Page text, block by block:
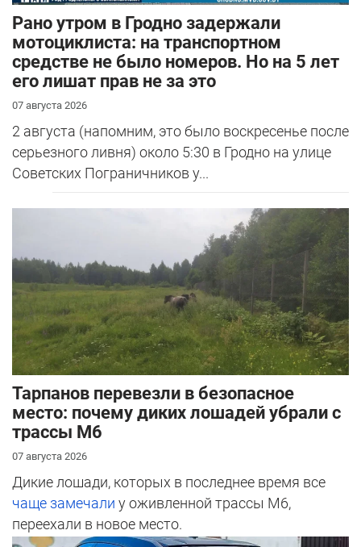
Рано утром в Гродно задержали
мотоциклиста: на транспортном
средстве не было номеров. Но на 5 лет
его лишат прав не за это
07 августа 2026
2 августа (напомним, это было воскресенье после
серьезного ливня) около 5:30 в Гродно на улице
Советских Пограничников у...
Тарпанов перевезли в безопасное
место: почему диких лошадей убрали с
трассы М6
07 августа 2026
Дикие лошади, которых в последнее время все
чаще замечали у оживленной трассы М6,
переехали в новое место.